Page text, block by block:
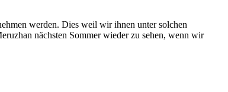
werden. Dies weil wir ihnen unter solchen
nächsten Sommer wieder zu sehen, wenn wir